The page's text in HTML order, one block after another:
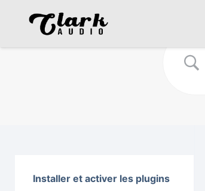
Installer et activer les plugins